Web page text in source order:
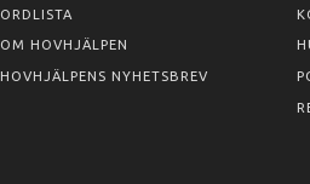
ORDLISTA
OM HOVHJÄLPEN
HOVHJÄLPENS NYHETSBREV